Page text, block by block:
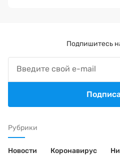
Рубрики
Новости Коронавирус
Подпишитесь